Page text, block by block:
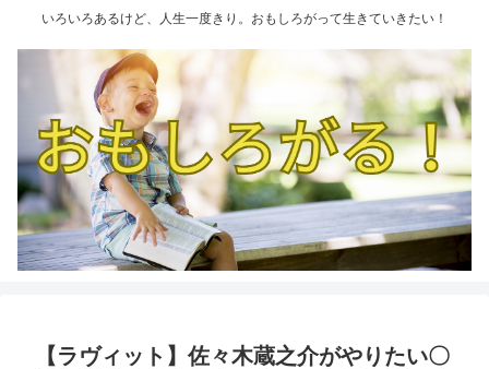
いろいろあるけど、人生一度きり。おもしろがって生きていきたい！
【ラヴィット】佐々木蔵之介がやりたい〇